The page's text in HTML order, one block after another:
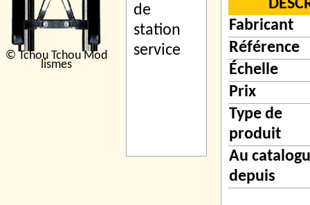
© Tchou Tchou Mod
lismes
Fabricant
Référence
Échelle
Prix
Type de
produit
Au
depuis